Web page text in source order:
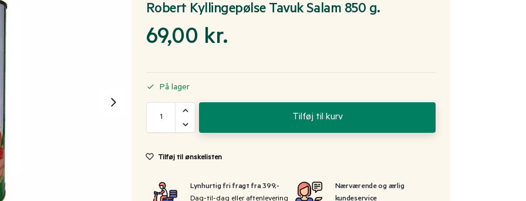
Robert Kyllingepølse Tavuk Salam 850 g.
69,00 kr.
På lager
Tilføj til kurv
Tilføj til ønskelisten
Lynhurtig fri fragt fra 399,-
Dag-til-dag eller aftenlevering
Nærværende og ærlig
kundeservice